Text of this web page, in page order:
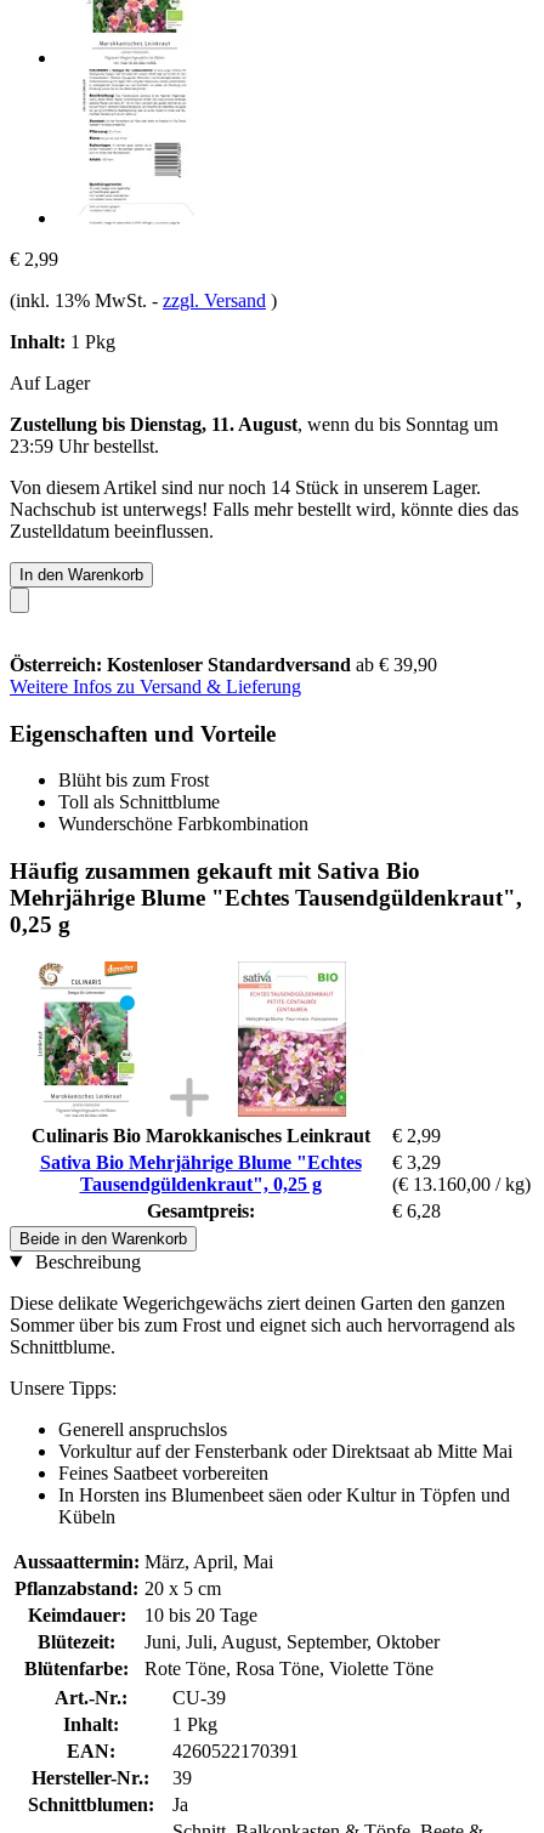
€ 2,99
(inkl. 13% MwSt. - zzgl. Versand )
Inhalt: 1 Pkg
Auf Lager
Zustellung bis Dienstag, 11. August, wenn du bis Sonntag um
23:59 Uhrbestellst.
Von diesem Artikel sind nur noch 14 Stück in unserem Lager.
Nachschub ist unterwegs! Falls mehr bestellt wird, könnte dies das
Zustelldatum beeinflussen.
In den Warenkorb
Österreich: Kostenloser Standardversand ab € 39,90
Weitere Infos zu Versand & Lieferung
Eigenschaften und Vorteile
Blüht bis zum Frost
Toll als Schnittblume
Wunderschöne Farbkombination
Häufig zusammen gekauft mit Sativa Bio
Mehrjährige Blume "Echtes Tausendgüldenkraut",
0,25 g
Culinaris Bio Marokkanisches Leinkraut
€ 2,99
Sativa Bio Mehrjährige Blume "Echtes
Tausendgüldenkraut", 0,25 g
€ 3,29
(€ 13.160,00 / kg)
Gesamtpreis:
€ 6,28
Beide in den Warenkorb
Beschreibung
Diese delikate Wegerichgewächs ziert deinen Garten den ganzen
Sommer über bis zum Frost und eignet sich auch hervorragend als
Schnittblume.
Unsere Tipps:
Generell anspruchslos
Vorkultur auf der Fensterbank oder Direktsaat ab Mitte Mai
Feines Saatbeet vorbereiten
In Horsten ins Blumenbeet säen oder Kultur in Töpfen und
Kübeln
Aussaattermin: März, April, Mai
Pflanzabstand: 20 x 5 cm
Keimdauer:
10 bis 20 Tage
Blütezeit:
Juni, Juli, August, September, Oktober
Blütenfarbe:
Rote Töne, Rosa Töne, Violette Töne
Art.-Nr.:
CU-39
Inhalt:
1 Pkg
EAN:
4260522170391
Hersteller-Nr.:
39
Schnittblumen:
Ja